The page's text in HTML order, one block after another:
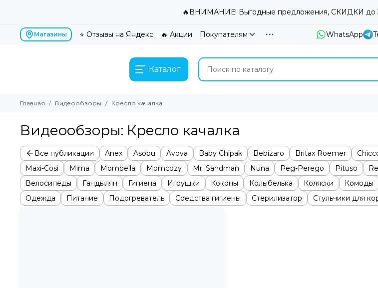
🔥ВНИМАНИЕ! Выгодные предложения, СКИДКИ до
Магазины ⭐ Отзывы на Яндекс 🔥 Акции Покупателям WhatsApp
Каталог
Главная Видеообзоры Кресло качалка
Видеообзоры: Кресло качалка
Все публикации Anex Asobu Avova Baby Chipak Bebizaro Britax Roemer
Maxi-Cosi
Mima Mombella Momcozy Mr. Sandman Nuna Peg-Perego Pituso
Велосипеды
Гандылян Гигиена Игрушки Коконы Колыбелька Коляски Комоды
Одежда
Питание Подогреватель Средства гигиены Стерилизатор Стульчики для